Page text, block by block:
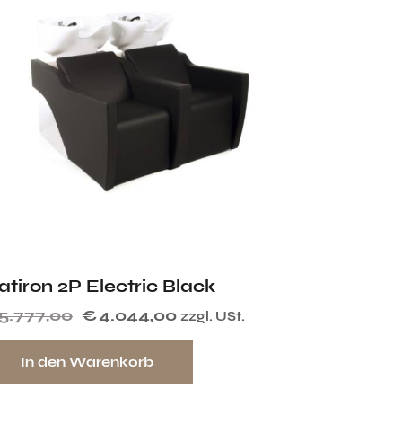
2P Electric Black
€4.044,00 zzgl. USt.
In den Warenkorb